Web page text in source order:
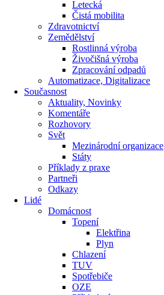
Letecká
Čistá mobilita
Zdravotnictví
Zemědělství
Rostlinná výroba
Živočišná výroba
Zpracování odpadů
Automatizace, Digitalizace
Současnost
Aktuality, Novinky
Komentáře
Rozhovory
Svět
Mezinárodní organizace
Státy
Příklady z praxe
Partneři
Odkazy
Lidé
Domácnost
Topení
Elektřina
Plyn
Chlazení
TUV
Spotřebiče
OZE